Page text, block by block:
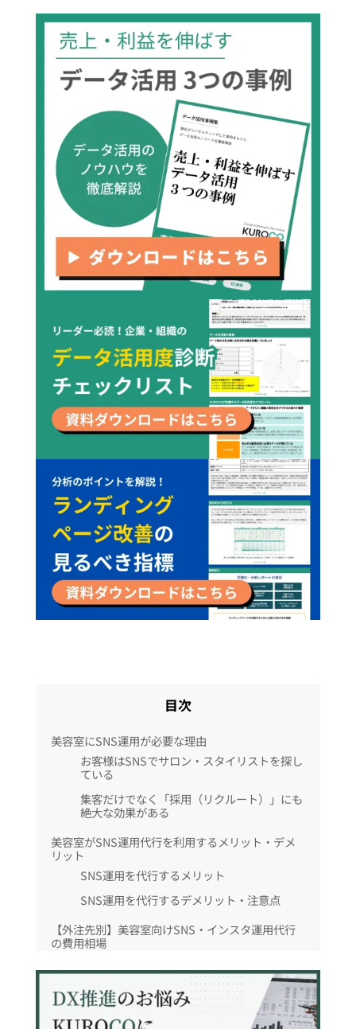
目次
美容室にSNS運用が必要な理由
お客様はSNSでサロン・スタイリストを探し
ている
集客だけでなく「採用（リクルート）」にも
絶大な効果がある
美容室がSNS運用代行を利用するメリット・デメ
リット
SNS運用を代行するメリット
SNS運用を代行するデメリット・注意点
【外注先別】美容室向けSNS・インスタ運用代行
の費用相場
特徴
専門の運用代行会社に依頼する場合の費用と